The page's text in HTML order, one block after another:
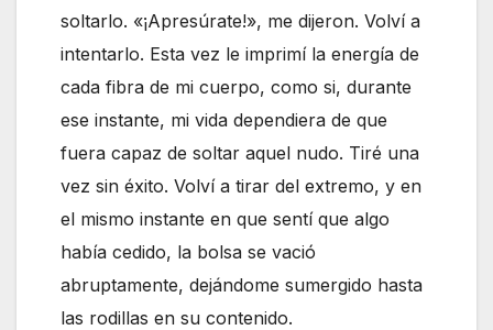
soltarlo. «¡Apresúrate!», me dijeron. Volví a
intentarlo. Esta vez le imprimí la energía de
cada fibra de mi cuerpo, como si, durante
ese instante, mi vida dependiera de que
fuera capaz de soltar aquel nudo. Tiré una
vez sin éxito. Volví a tirar del extremo, y en
el mismo instante en que sentí que algo
había cedido, la bolsa se vació
abruptamente, dejándome sumergido hasta
las rodillas en su contenido.